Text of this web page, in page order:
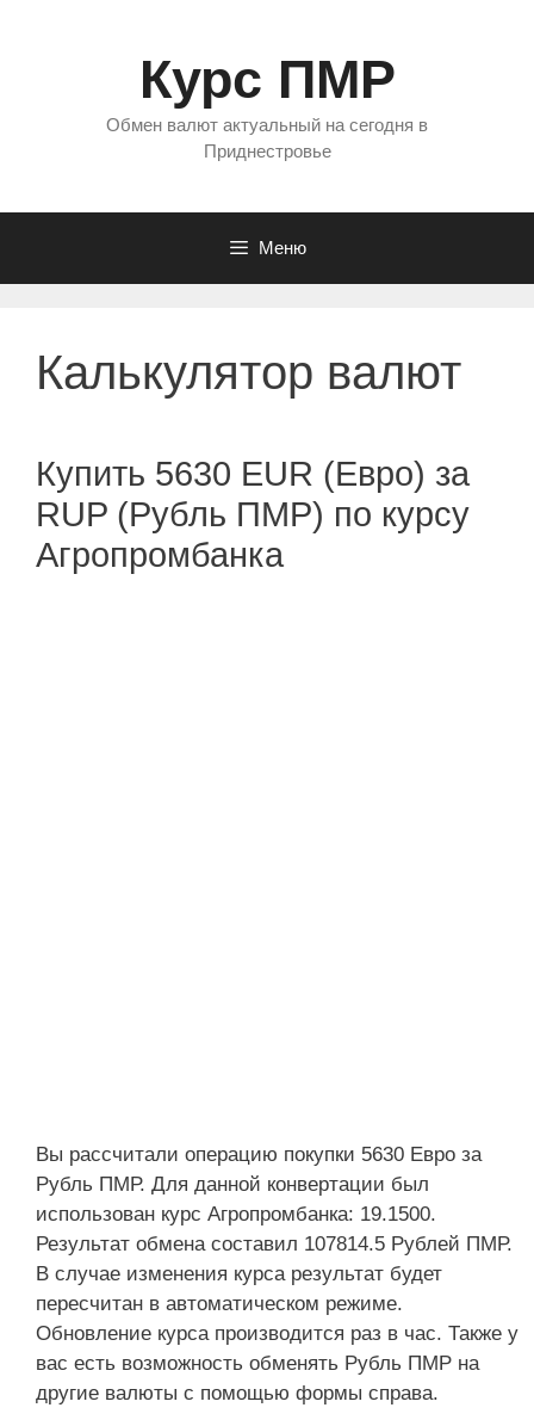
Курс ПМР
Обмен валют актуальный на сегодня в
Приднестровье
Меню
Калькулятор валют
Купить 5630 EUR (Евро) за
RUP (Рубль ПМР) по курсу
Агропромбанка
Вы рассчитали операцию покупки 5630 Евро за
Рубль ПМР. Для данной конвертации был
использован курс Агропромбанка: 19.1500.
Результат обмена составил 107814.5 Рублей ПМР.
В случае изменения курса результат будет
пересчитан в автоматическом режиме.
Обновление курса производится раз в час. Также у
вас есть возможность обменять Рубль ПМР на
другие валюты с помощью формы справа.